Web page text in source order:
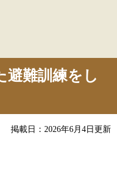
避難訓練をし
掲載日：2026年6月4日更新